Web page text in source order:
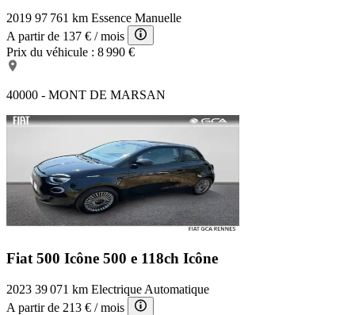
2019 97 761 km Essence Manuelle
A partir de 137 € / mois
Prix du véhicule : 8 990 €
40000 - MONT DE MARSAN
Fiat 500 Icône 500 e 118ch Icône
2023 39 071 km Electrique Automatique
A partir de 213 € / mois